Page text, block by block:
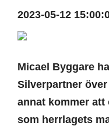
2023-05-12
Micael Byggare
Silverpartner
annat kommer att
som herrlagets